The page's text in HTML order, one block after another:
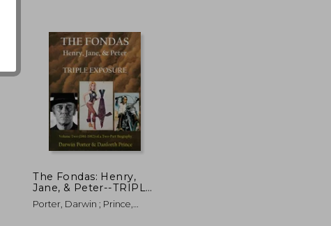
$ 106.478
$ 63.887
50%
dcto.
The Fondas: Henry,
Jane, & Peter--TRIPLE
EXPOSURE (en Inglés)
Porter, Darwin ; Prince,